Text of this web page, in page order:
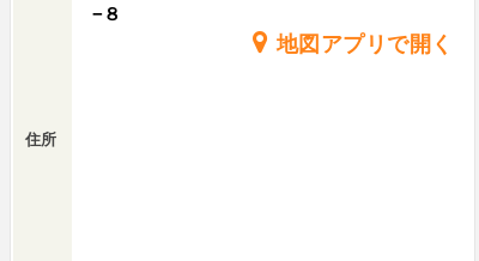
住所
−８
地図アプリで開く